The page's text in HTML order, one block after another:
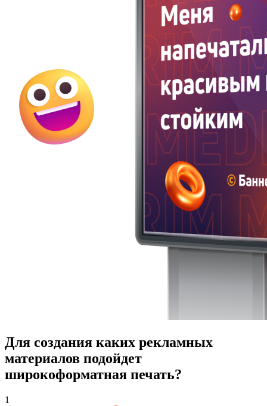
Для создания каких рекламных
материалов подойдет
широкоформатная печать?
1